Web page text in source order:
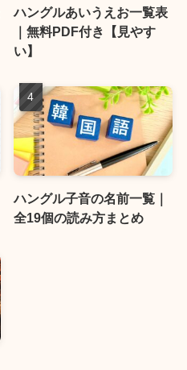
ハングルあいうえお一覧表
｜無料PDF付き【見やす
い】
ハングル子音の名前一覧｜
全19個の読み方まとめ